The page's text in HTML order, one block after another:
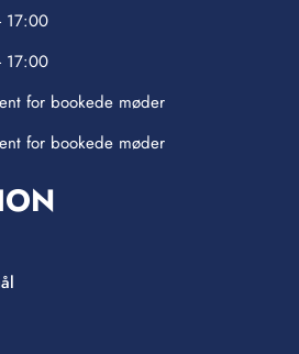
17:00
17:00
for bookede møder
for bookede møder